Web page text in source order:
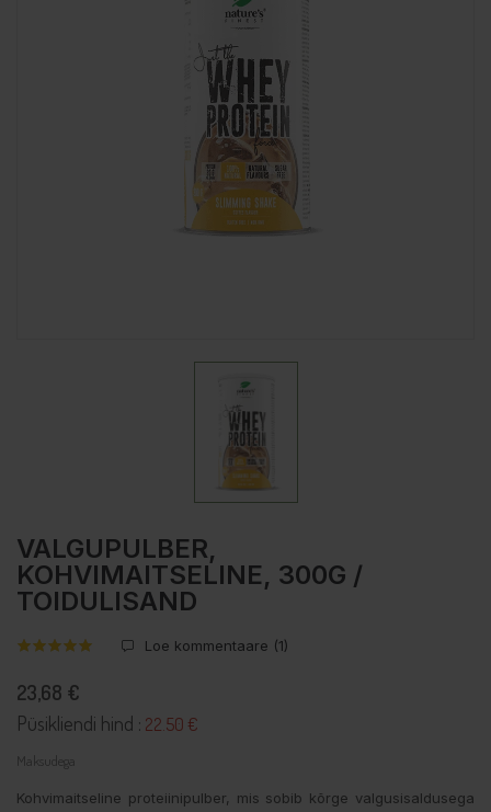
VALGUPULBER,
KOHVIMAITSELINE, 300G /
TOIDULISAND
Loe kommentaare (1)
23,68 €
Püsikliendi hind : 22.50 €
Maksudega
Kohvimaitseline proteiinipulber, mis sobib kõrge valgusisaldusega